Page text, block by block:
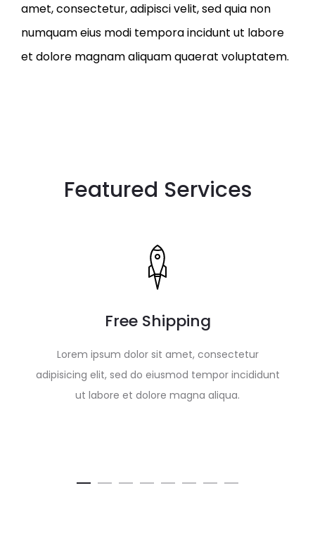
amet, consectetur, adipisci velit, sed quia non
numquam eius modi tempora incidunt ut labore
et dolore magnam aliquam quaerat voluptatem.
Featured Services
Free Shipping
Lorem ipsum dolor sit amet, consectetur
adipisicing elit, sed do eiusmod tempor incididunt
ut labore et dolore magna aliqua.